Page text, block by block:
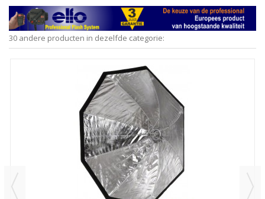
30 andere producten in dezelfde categorie: